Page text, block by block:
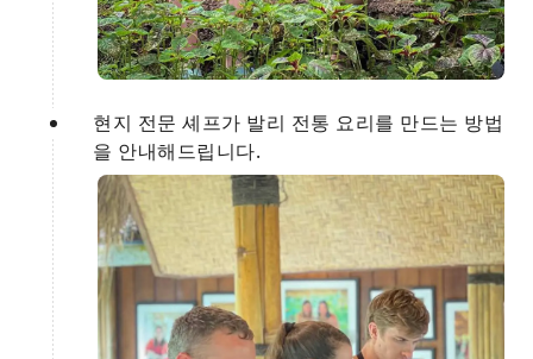
현지 전문 셰프가 발리 전통 요리를 만드는 방법
을 안내해드립니다.